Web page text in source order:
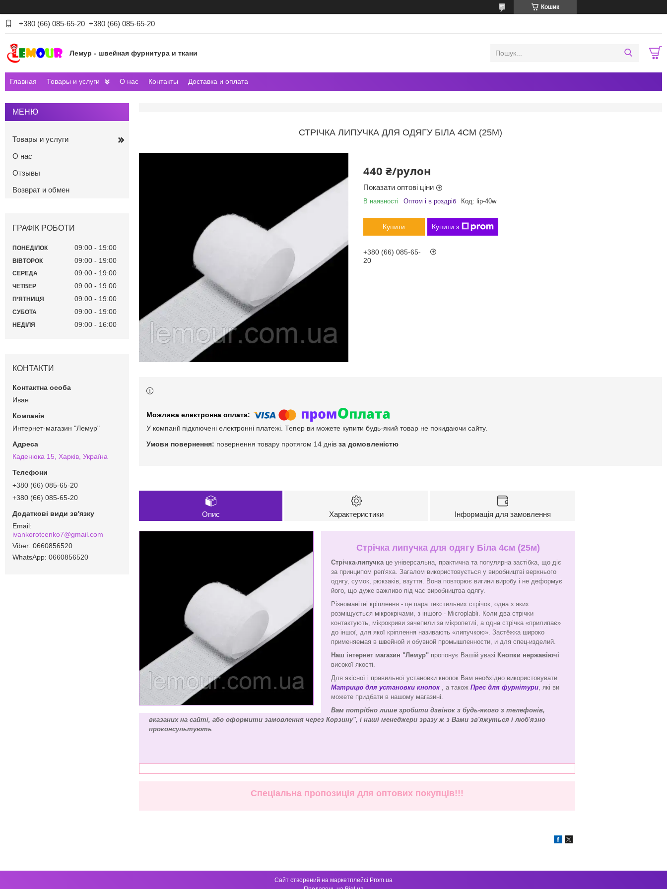
Кошик
+380 (66) 085-65-20 +380 (66) 085-65-20
Лемур - швейная фурнитура и ткани
Главная Товары и услуги О нас Контакты Доставка и оплата
СТРІЧКА ЛИПУЧКА ДЛЯ ОДЯГУ БІЛА 4СМ (25М)
440 ₴/рулон
Показати оптові ціни
В наявності Оптом і в роздріб Код: lip-40w
Купити Купити з
+380 (66) 085-65-
20
У компанії підключені електронні платежі. Тепер ви можете купити будь-який товар не покидаючи сайту.
повернення товару протягом 14 днів за домовленістю
Опис Характеристики Інформація для замовлення
Стрічка липучка для одягу Біла 4см (25м)
Стрічка-липучкаце універсальна, практична та популярна застібка, що діє
за принципом реп'яха. Загалом використовується у виробництві верхнього
одягу, сумок, рюкзаків, взуття. Вона повторює вигини виробу і не деформує
його, що дуже важливо під час виробництва одягу.
Різноманітні кріплення - це пара текстильних стрічок, одна з яких
розміщується мікрокрічами, з іншого - Microplabli. Коли два стрічки
контактують, мікрокриви зачепили за мікропетлі, а одна стрічка «прилипає»
до іншої, для якої кріплення називають «липучкою». Застёжка широко
применяемая в швейной и обувной промышленности, и для спец-изделий.
Наш інтернет магазин "Лемур" пропонує Вашій увазі Кнопки нержавіючі
високої якості.
Для якісної і правильної установки кнопок Вам необхідно використовувати
Матрицю для установки кнопок , а також Прес для фурнітури, які ви
можете придбати в нашому магазині.
Вам потрібно лише зробити дзвінок з будь-якого з телефонів,
вказаних на сайті, або оформити замовлення через Корзину", і наші менеджери зразу ж з Вами зв'яжуться і люб'язно
проконсультують
Спеціальна пропозиція для оптових покупців!!!
Товары и услуги
О нас
Отзывы
Возврат и обмен
ГРАФІК РОБОТИ
ПОНЕДІЛОК 09:00 19:00
ВІВТОРОК 09:00 19:00
СЕРЕДА 09:00 19:00
ЧЕТВЕР 09:00 19:00
ПʼЯТНИЦЯ 09:00 19:00
СУБОТА 09:00 19:00
НЕДІЛЯ 09:00 16:00
КОНТАКТИ
Иван
Интернет-магазин "Лемур"
Каденюка 15, Харків, Україна
+380 (66) 085-65-20
+380 (66) 085-65-20
ivankorotcenko7@gmail.com
0660856520
0660856520
Сайт створений на маркетплейсі Prom.ua